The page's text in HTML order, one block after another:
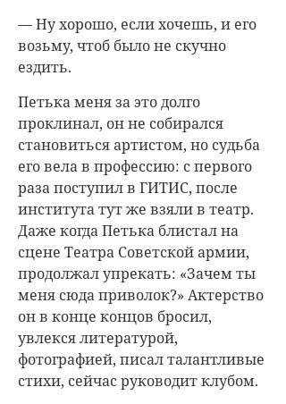
— Ну хорошо, если хочешь, и его
возьму, чтоб было не скучно
ездить.
Петька меня за это долго
проклинал, он не собирался
становиться артистом, но судьба
его вела в профессию: с первого
раза поступил в ГИТИС, после
института тут же взяли в театр.
Даже когда Петька блистал на
сцене Театра Советской армии,
продолжал упрекать: «Зачем ты
меня сюда приволок?» Актерство
он в конце концов бросил,
увлекся литературой,
фотографией, писал талантливые
стихи, сейчас руководит клубом.